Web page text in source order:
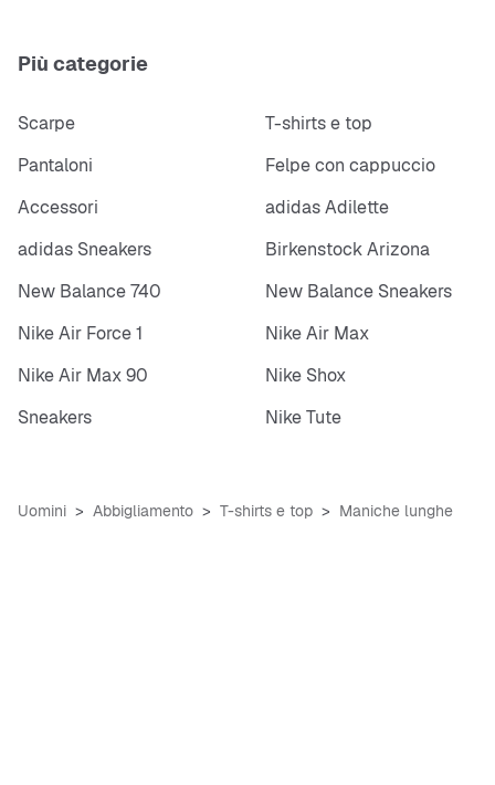
Più categorie
Scarpe
T-shirts e top
Pantaloni
Felpe con cappuccio
Accessori
adidas Adilette
adidas Sneakers
Birkenstock Arizona
New Balance 740
New Balance Sneakers
Nike Air Force 1
Nike Air Max
Nike Air Max 90
Nike Shox
Sneakers
Nike Tute
Uomini Abbigliamento T-shirts e top Maniche lunghe